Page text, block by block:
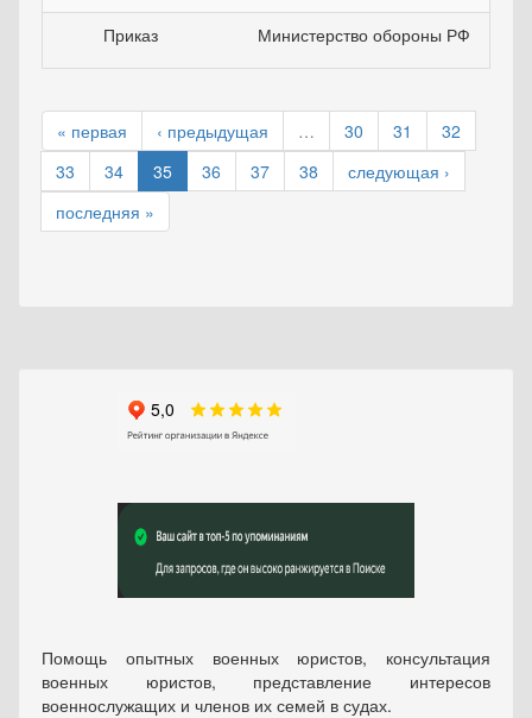
Приказ Министерство обороны РФ
« первая ‹ предыдущая … 30 31
32
33
34 35 36 37 38
следующая ›
последняя »
Помощь опытных военных юристов, консультация
военных юристов, представление интересов
военнослужащих и членов их семей в судах.